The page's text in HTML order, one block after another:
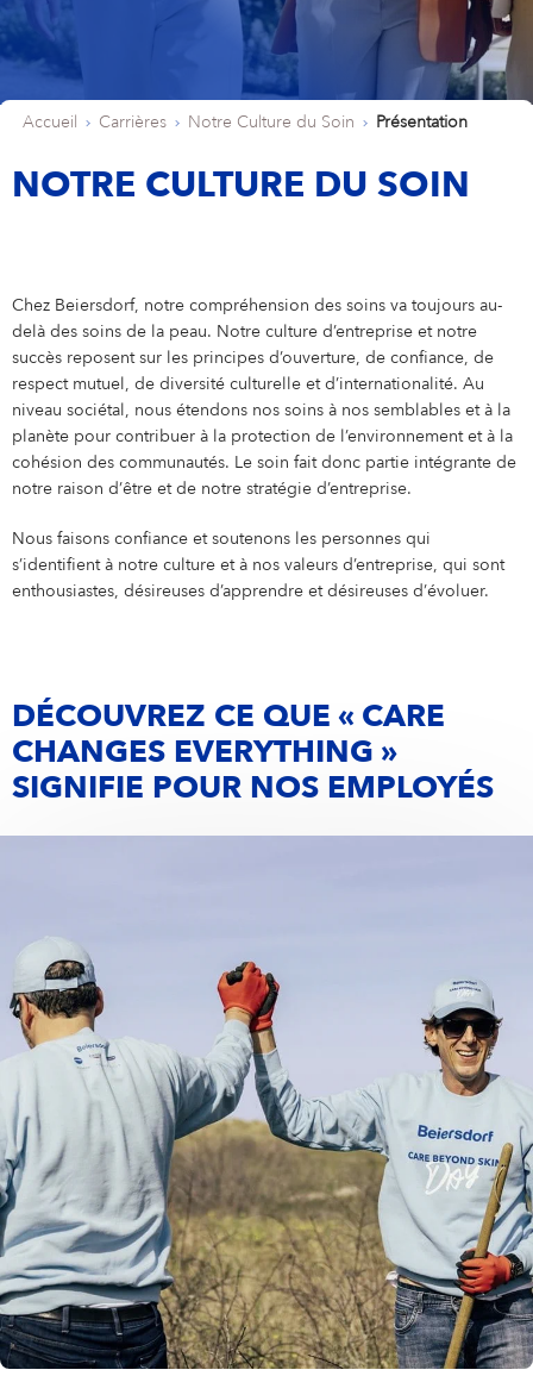
Notre histoire
Histoire de la création de l'entreprise
Eucerin
La Prairie
NIVEA MEN
Elastoplast
NOTRE CULTURE DU SOIN
Notre Culture du Soin
Nos avantages
PROFESSIONNELS DÉBUTANTS ET EXPÉRIMENTÉS
Professionnels débutants et expérimentés
Supply Chain Management
Ressources Humaines
IDENTITÉ LÉGALE
Votre localisation France
Accueil Carrières Notre Culture du Soin Présentation
NOTRE CULTURE DU SOIN
Chez Beiersdorf, notre compréhension des soins va toujours au-
delà des soins de la peau. Notre culture d’entreprise et notre
succès reposent sur les principes d’ouverture, de confiance, de
respect mutuel, de diversité culturelle et d’internationalité. Au
niveau sociétal, nous étendons nos soins à nos semblables et à la
planète pour contribuer à la protection de l’environnement et à la
cohésion des communautés. Le soin fait donc partie intégrante de
notre raison d’être et de notre stratégie d’entreprise.
Nous faisons confiance et soutenons les personnes qui
s’identifient à notre culture et à nos valeurs d’entreprise, qui sont
enthousiastes, désireuses d’apprendre et désireuses d’évoluer.
DÉCOUVREZ CE QUE « CARE
CHANGES EVERYTHING »
SIGNIFIE POUR NOS EMPLOYÉS